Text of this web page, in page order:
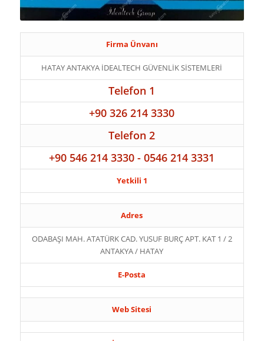
Firma Ünvanı
HATAY ANTAKYA İDEALTECH GÜVENLİK SİSTEMLERİ
Telefon 1
+90 326 214 3330
Telefon 2
+90 546 214 3330 - 0546 214 3331
Yetkili 1
Adres
ODABAŞI MAH. ATATÜRK CAD. YUSUF BURÇ APT. KAT 1 / 2
ANTAKYA / HATAY
E-Posta
Web Sitesi